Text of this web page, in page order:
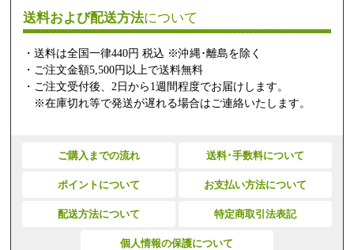
送料および配送方法について
・送料は全国一律440円 税込 ※沖縄･離島を除く
・ご注文金額5,500円以上で送料無料
・ご注文受付後、2日から1週間程度でお届けします。
※在庫切れ等で発送が遅れる場合はご連絡いたします。
ご購入までの流れ 送料･手数料について
ポイントについて お支払い方法について
配送方法について 特定商取引法表記
個人情報の保護について